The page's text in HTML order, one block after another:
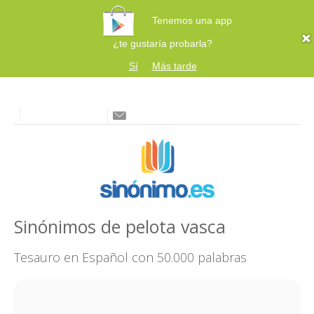
Tenemos una app
¿te gustaría probarla?
Sí
Más tarde
Sinónimos de pelota vasca
Tesauro en Español con 50.000 palabras